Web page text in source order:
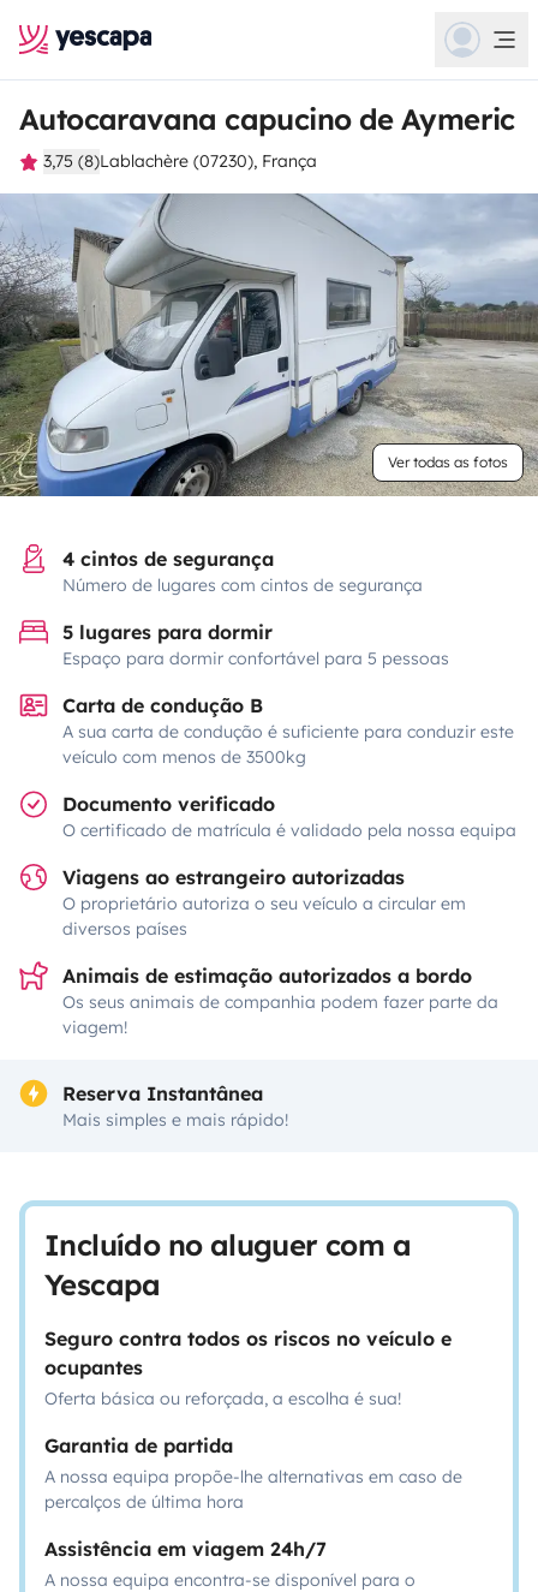
Autocaravana capucino de Aymeric
3,75 (8)Lablachère (07230), França
Ver todas as fotos
4 cintos de segurança
Número de lugares com cintos de segurança
5 lugares para dormir
Espaço para dormir confortável para 5 pessoas
Carta de condução B
A sua carta de condução é suficiente para conduzir este
veículo com menos de 3500kg
Documento verificado
O certificado de matrícula é validado pela nossa equipa
Viagens ao estrangeiro autorizadas
O proprietário autoriza o seu veículo a circular em
diversos países
Animais de estimação autorizados a bordo
Os seus animais de companhia podem fazer parte da
viagem!
Reserva Instantânea
Mais simples e mais rápido!
Incluído no aluguer com a
Yescapa
Seguro contra todos os riscos no veículo e
ocupantes
Oferta básica ou reforçada, a escolha é sua!
Garantia de partida
A nossa equipa propõe-lhe alternativas em caso de
percalços de última hora
Assistência em viagem 24h/7
A nossa equipa encontra-se disponível para o